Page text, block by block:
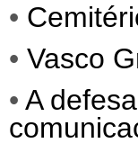
•
• Vasco
• A